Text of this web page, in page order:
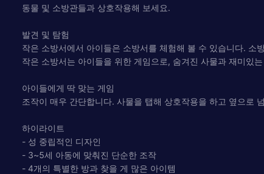
동물 및 소방관들과 상호작용해 보세요.
발견 및 탐험
작은 소방서에서 아이들은 소방서를 체험해 볼 수 있습니다. 소
작은 소방서는 아이들을 위한 게임으로, 숨겨진 사물과 재미있
아이들에게 딱 맞는 게임
조작이 매우 간단합니다. 사물을 탭해 상호작용을 하고 옆으로
하이라이트
- 성 중립적인 디자인
- 3~5세 아동에 맞춰진 단순한 조작
- 4개의 특별한 방과 찾을 게 많은 아이템